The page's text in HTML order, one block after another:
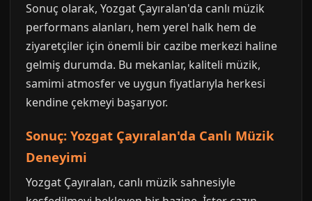
Sonuç olarak, Yozgat Çayıralan'da canlı müzik
performans alanları, hem yerel halk hem de
ziyaretçiler için önemli bir cazibe merkezi haline
gelmiş durumda. Bu mekanlar, kaliteli müzik,
samimi atmosfer ve uygun fiyatlarıyla herkesi
kendine çekmeyi başarıyor.
Sonuç: Yozgat Çayıralan'da Canlı Müzik
Deneyimi
Yozgat Çayıralan, canlı müzik sahnesiyle